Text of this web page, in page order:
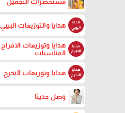
هدايا والتوزيعات البيبي
هدايا وتوزيعات الافراح
المناسبات
هدايا وتوزيعات التخرج
وصل حديثا